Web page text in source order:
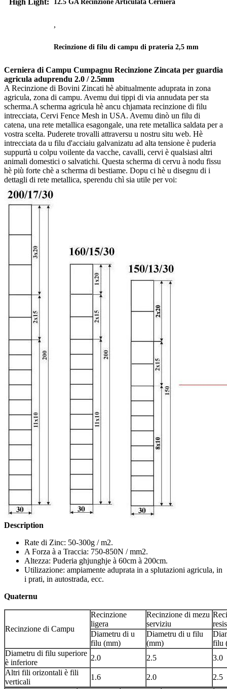
High Light: 12.5 GA Recinzione Articulata Cerniera
,
Recinzione di filu di campu di prateria 2,5 mm
Cerniera di Campu Cumpagnu Recinzione Zincata per guardia
agricula aduprendu 2.0 / 2.5mm
A Recinzione di Bovini Zincati hè abitualmente aduprata in zona
agricula, zona di campu. Avemu dui tippi di via annudata per sta
scherma.A scherma agricula hè ancu chjamata recinzione di filu
intrecciata, Cervi Fence Mesh in USA. Avemu dinò un filu di
catena, una rete metallica esagongale, una rete metallica saldata per a
vostra scelta. Puderete trovalli attraversu u nostru situ web. Hè
intrecciata da u filu d'acciaiu galvanizatu ad alta tensione è puderia
suppurtà u colpu voilente da vacche, cavalli, cervi è qualsiasi altri
animali domestici o salvatichi. Questa scherma di cervu à nodu fissu
hè più forte chè a scherma di bestiame. Dopu ci hè u disegnu di i
dettagli di rete metallica, sperendu chì sia utile per voi:
Description
Rate di Zinc: 50-300g / m2.
A Forza à a Traccia: 750-850N / mm2.
Altezza: Puderia ghjunghje à 60cm à 200cm.
Utilizazione: ampiamente aduprata in a splutazioni agricula, in
i prati, in autostrada, ecc.
Quaternu
Recinzione di Campu
Recinzione
ligera
Recinzione di mezu
serviziu
Diametru di u
filu (mm)
Diametru di u filu
(mm)
filu
Diametru di filu superiore
è inferiore
2.0 2.5
3.0
Altri fili orizontali è fili
verticali
1.6 2.0
2.5